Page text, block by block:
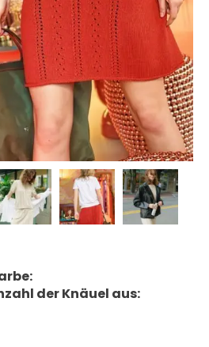
der Knäuel aus: